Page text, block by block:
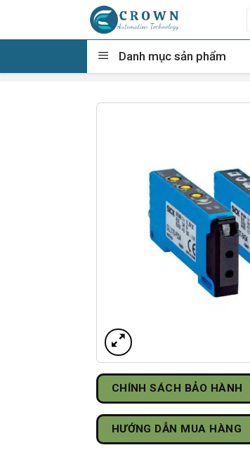
content
Danh mục sản phẩm
CHÍNH SÁCH BẢO HÀNH
HƯỚNG DẪN MUA HÀNG